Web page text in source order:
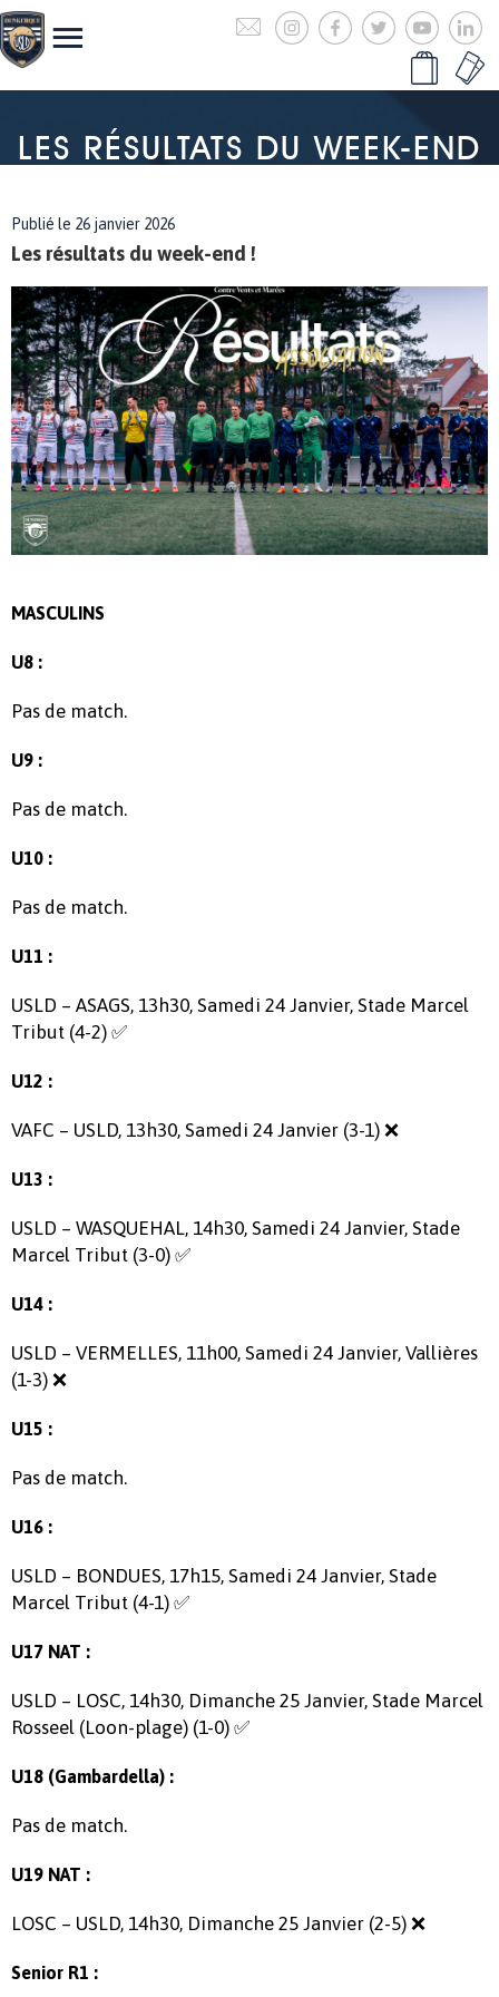
LES RÉSULTATS DU WEEK-END
Publié le 26 janvier 2026
Les résultats du week-end !
MASCULINS
U8 :
Pas de match.
U9 :
Pas de match.
U10 :
Pas de match.
U11 :
USLD – ASAGS, 13h30, Samedi 24 Janvier, Stade Marcel
Tribut (4-2) ✅
U12 :
VAFC – USLD, 13h30, Samedi 24 Janvier (3-1) ❌
U13 :
USLD – WASQUEHAL, 14h30, Samedi 24 Janvier, Stade
Marcel Tribut (3-0) ✅
U14 :
USLD – VERMELLES, 11h00, Samedi 24 Janvier, Vallières
(1-3) ❌
U15 :
Pas de match.
U16 :
USLD – BONDUES, 17h15, Samedi 24 Janvier, Stade
Marcel Tribut (4-1) ✅
U17 NAT :
USLD – LOSC, 14h30, Dimanche 25 Janvier, Stade Marcel
Rosseel (Loon-plage) (1-0) ✅
U18 (Gambardella) :
Pas de match.
U19 NAT :
LOSC – USLD, 14h30, Dimanche 25 Janvier (2-5) ❌
Senior R1 :